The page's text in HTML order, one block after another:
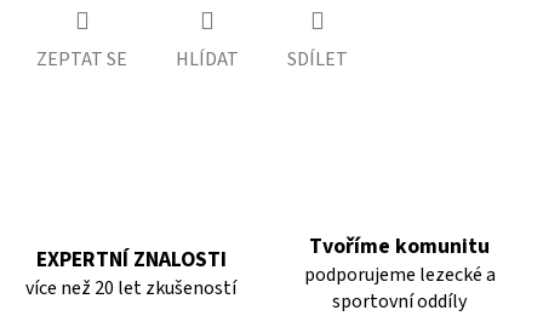
ZEPTAT SE HLÍDAT SDÍLET
EXPERTNÍ ZNALOSTI
více než 20 let zkušeností
Tvoříme komunitu
podporujeme lezecké a
sportovní oddíly